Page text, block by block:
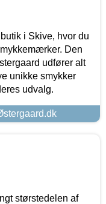
i Skive, hvor du
Den
udfører alt
unikke smykker
udvalg.
størstedelen af